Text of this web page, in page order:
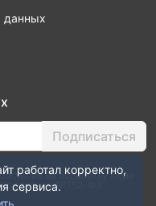
данных
Подписаться
на обработку моих
с законом №152-ФЗ
работал корректно,
сервиса.